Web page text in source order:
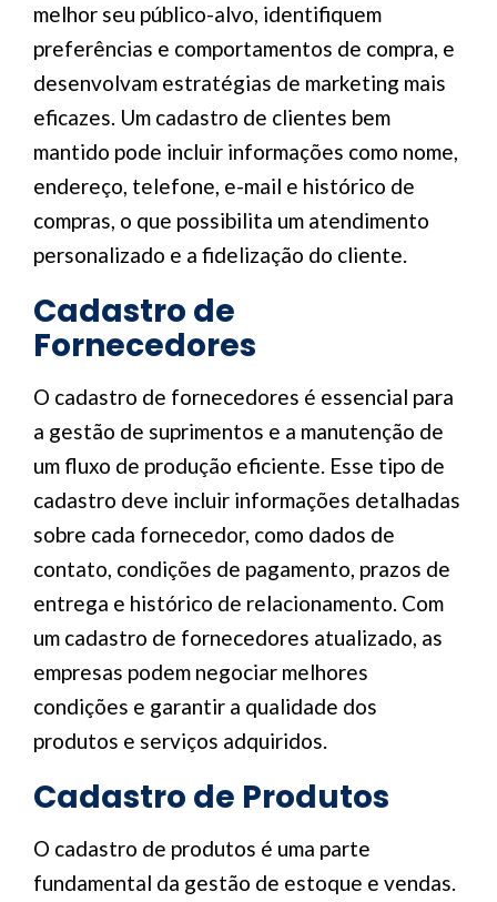
melhor seu público-alvo, identifiquem
preferências e comportamentos de compra, e
desenvolvam estratégias de marketing mais
eficazes. Um cadastro de clientes bem
mantido pode incluir informações como nome,
endereço, telefone, e-mail e histórico de
compras, o que possibilita um atendimento
personalizado e a fidelização do cliente.
Cadastro de
Fornecedores
O cadastro de fornecedores é essencial para
a gestão de suprimentos e a manutenção de
um fluxo de produção eficiente. Esse tipo de
cadastro deve incluir informações detalhadas
sobre cada fornecedor, como dados de
contato, condições de pagamento, prazos de
entrega e histórico de relacionamento. Com
um cadastro de fornecedores atualizado, as
empresas podem negociar melhores
condições e garantir a qualidade dos
produtos e serviços adquiridos.
Cadastro de Produtos
O cadastro de produtos é uma parte
fundamental da gestão de estoque e vendas.